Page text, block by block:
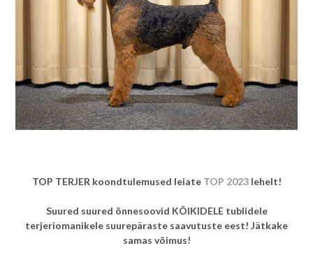
TOP TERJER koondtulemused leiate TOP 2023lehelt!
Suured suured õnnesoovid KÕIKIDELE tublidele
terjeriomanikele suurepäraste saavutuste eest! Jätkake
samas võimus!